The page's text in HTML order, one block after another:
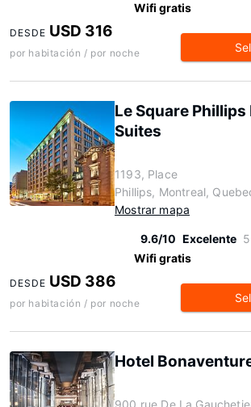
Wifi gratis
DESDE USD 316
por habitación / por noche
Le Square
Suites
1193, Place
Phillips, Montreal,
Mostrar mapa
9.6/10 Excelente
Wifi gratis
DESDE USD 386
por habitación / por noche
Hotel
900 rue De La